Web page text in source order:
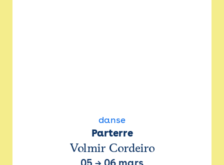
danse
Parterre
Volmir Cordeiro